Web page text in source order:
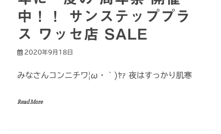
中！！ サンステッププラ
ス ワッセ店 SALE
2020年9月18日
みなさんコンニチワ|ω・｀)ﾔｧ 夜はすっかり肌寒
Read More